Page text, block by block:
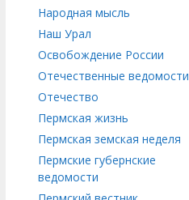
Народная мысль
Наш Урал
Освобождение России
Отечественные ведомости
Отечество
Пермская жизнь
Пермская земская неделя
Пермские губернские
ведомости